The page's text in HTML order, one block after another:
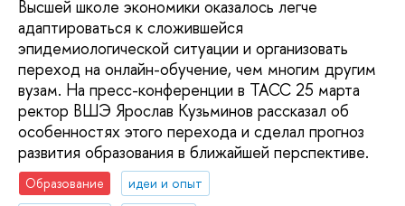
Высшей школе экономики оказалось легче
адаптироваться к сложившейся
эпидемиологической ситуации и организовать
переход на онлайн-обучение, чем многим другим
вузам. На пресс-конференции в ТАСС 25 марта
ректор ВШЭ Ярослав Кузьминов рассказал об
особенностях этого перехода и сделал прогноз
развития образования в ближайшей перспективе.
Образование
идеи и опыт